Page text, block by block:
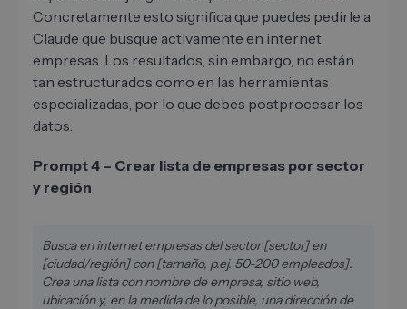
Concretamente esto significa que puedes pedirle a
Claude que busque activamente en internet
empresas. Los resultados, sin embargo, no están
tan estructurados como en las herramientas
especializadas, por lo que debes postprocesar los
datos.
Prompt 4 – Crear lista de empresas por sector
y región
Busca en internet empresas del sector [sector] en
[ciudad/región] con [tamaño, p.ej. 50-200 empleados].
Crea una lista con nombre de empresa, sitio web,
ubicación y, en la medida de lo posible, una dirección de